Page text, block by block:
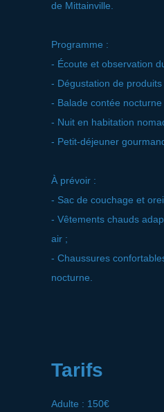
de Mittainville.
Programme :
- Écoute et observation
- Dégustation de
- Balade contée nocturne
- Nuit en habitation
- Petit-déjeuner
À prévoir :
- Sac de couchage et
- Vêtements chauds
air ;
- Chaussures
nocturne.
Tarifs
Adulte : 150€